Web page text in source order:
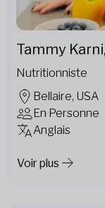
Tammy
Nutritionniste
Bellaire, USA
En Personne
Anglais
Voir plus